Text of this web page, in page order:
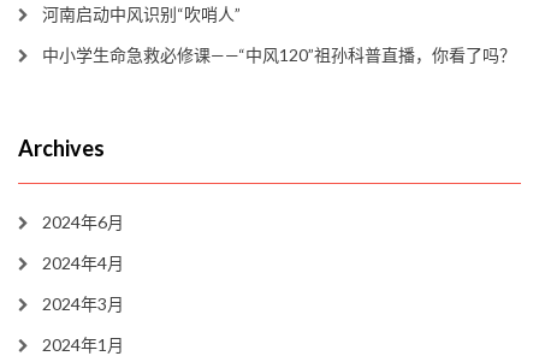
河南启动中风识别“吹哨人”
中小学生命急救必修课——“中风120”祖孙科普直播，你看了吗？
Archives
2024年6月
2024年4月
2024年3月
2024年1月